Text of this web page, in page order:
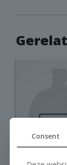
Sold
Consent